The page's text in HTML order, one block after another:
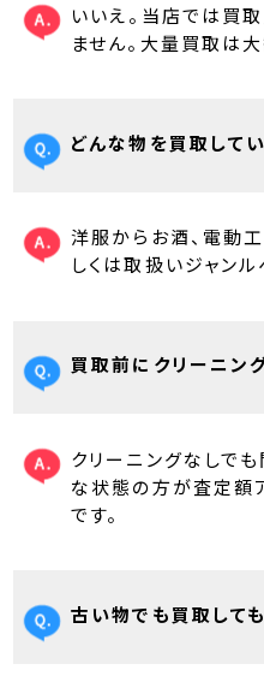
いいえ。当店では買
ません。大量買取は大
どんな物を買取して
洋服からお酒、電動
しくは取扱いジャン
買取前にクリーニン
クリーニングなしで
な状態の方が査定額
です。
古い物でも買取して